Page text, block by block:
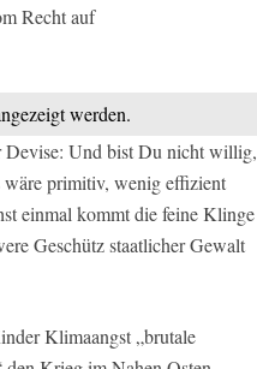
Recht auf
werden.
Devise: Und bist Du nicht willig,
primitiv, wenig effizient
einmal kommt die feine Klinge
Geschütz staatlicher Gewalt
Klimaangst „brutale